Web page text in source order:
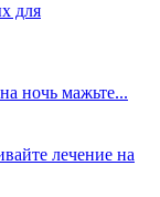
для
ночь мажьте...
лечение на